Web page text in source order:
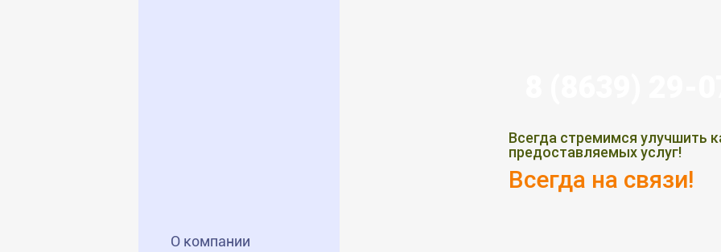
О компании
Всегда стремимся улучшить
предоставляемых услуг!
Всегда на связи!